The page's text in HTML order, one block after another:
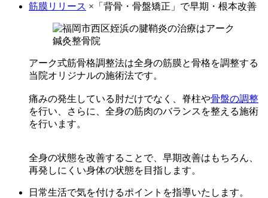
筋膜リリース ×「背骨・骨盤矯正」で早期・根本改善
アーク式筋骨格調整法は全身の筋膜と骨格を調整する
当院オリジナルの施術法です。
痛みの発生している肘だけでなく、脊柱や骨盤の調整
を行い、さらに、全身の筋肉のバランスを整える施術
を行います。
全身の状態を改善することで、早期改善はもちろん、
再発しにくい身体の状態を目指します。
日常生活で気を付けるポイントを指導いたします。